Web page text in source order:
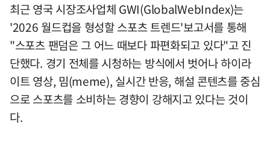
최근 영국 시장조사업체 GWI(GlobalWebIndex)는
'2026 월드컵을 형성할 스포츠 트렌드'보고서를 통해
"스포츠 팬덤은 그 어느 때보다 파편화되고 있다"고 진
단했다. 경기 전체를 시청하는 방식에서 벗어나 하이라
이트 영상, 밈(meme), 실시간 반응, 해설 콘텐츠를 중심
으로 스포츠를 소비하는 경향이 강해지고 있다는 것이
다.